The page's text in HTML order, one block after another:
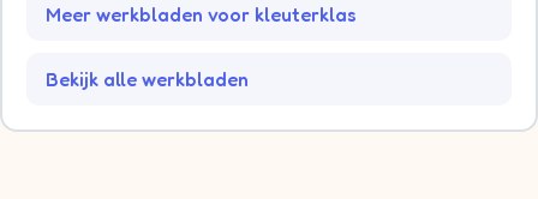
Meer werkbladen voor kleuterklas
Bekijk alle werkbladen